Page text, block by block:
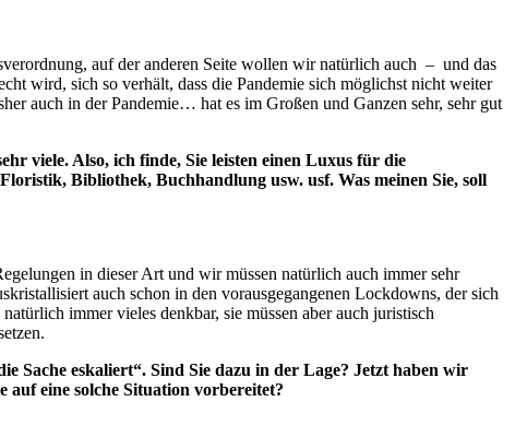
auf der anderen Seite wollen wir natürlich auch – und das
wird, sich so verhält, dass die Pandemie sich möglichst nicht weiter
auch in der Pandemie… hat es im Großen und Ganzen sehr, sehr gut
viele. Also, ich finde, Sie leisten einen Luxus für die
Bibliothek, Buchhandlung usw. usf. Was meinen Sie, soll
in dieser Art und wir müssen natürlich auch immer sehr
auch schon in den vorausgegangenen Lockdowns, der sich
immer vieles denkbar, sie müssen aber auch juristisch
Sache eskaliert“. Sind Sie dazu in der Lage? Jetzt haben wir
eine solche Situation vorbereitet?